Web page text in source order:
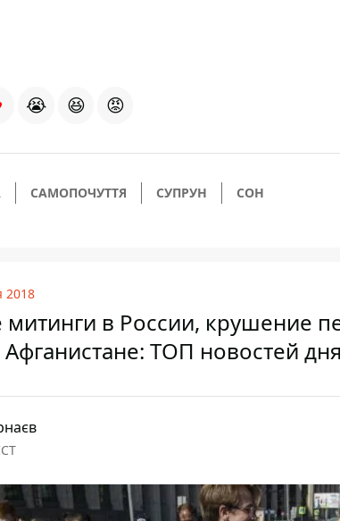
😭 😆 😡
САМОПОЧУТТЯ СУПРУН СОН
2018
в России, крушение
Афганистане: ТОП новостей дня